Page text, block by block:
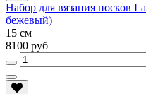
Набор для вязания носков
бежевый)
15 см
8100 руб